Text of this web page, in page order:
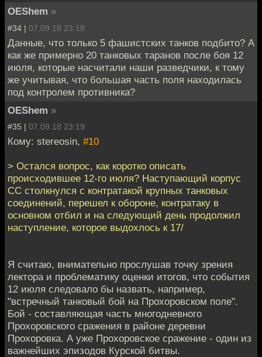
OEShem »
#34 | 07.09.18 23:18
Данные, что только 5 фашистских танков подбито? А
как же примерно 20 танковых таранов после боя 12
июля, которые насчитали наши разведчики, к тому
же учитывая, что большая часть поля находилась
под контролем противника?
OEShem »
#35 | 07.09.18 23:19
Кому: stereosin, #10
> Остался вопрос, как коротко описать
происходившее 12-го июля? Наступающий корпус
СС столкнулся с контратакой крупных танковых
соединений, перешел к обороне, контратаку в
основном отбил и на следующий день продолжил
наступление, которое выдохлось к 17/
Я считаю, внимательно прослушав точку зрения
лектора и проблематику оценки итогов, что события
12 июля следовало бы назвать, например,
"встречный танковый бой на Прохоровском поле".
Бой - составляющая часть многодневного
Прохоровского сражения в районе деревни
Прохоровка. А уже Прохоровское сражение - один из
важнейших эпизодов Курской битвы.